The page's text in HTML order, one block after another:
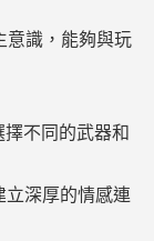
意識，能夠與玩
擇不同的武器和
立深厚的情感連